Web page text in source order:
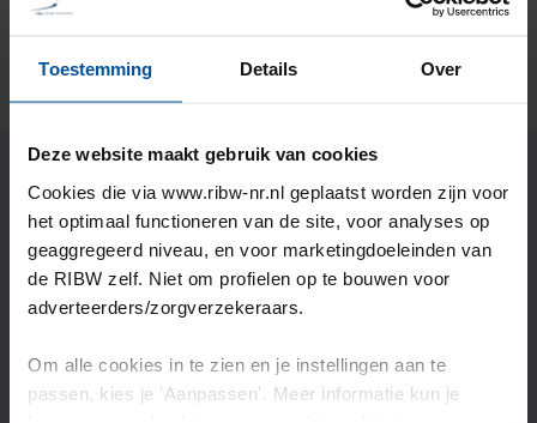
Toestemming Details Over
Deze website maakt gebruik van cookies
Cookies die via www.ribw-nr.nl geplaatst worden zijn voor
het optimaal functioneren van de site, voor analyses op
geaggregeerd niveau, en voor marketingdoeleinden van
de RIBW zelf. Niet om profielen op te bouwen voor
adverteerders/zorgverzekeraars.
Om alle cookies in te zien en je instellingen aan te
passen, kies je 'Aanpassen'. Meer informatie kun je
Wil jij ook onze
ondersteuning?
Kijk dan op de aanmeldpagina welke stappen je kan